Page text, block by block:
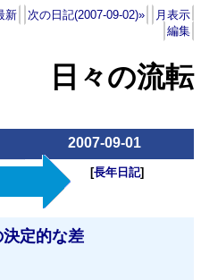
新 次の日記(2007-09-02)»
月表示
編集
日々の流転
2007-09-01
[長年日記]
定的な差